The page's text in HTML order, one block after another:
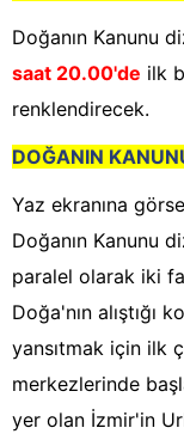
Doğanın Kanunu
saat 20.00'de ilk
renklendirecek.
DOĞANIN
Yaz ekranına
Doğanın Kanunu
paralel olarak iki
Doğa'nın alıştığı
yansıtmak için ilk
merkezlerinde
yer olan İzmir'in